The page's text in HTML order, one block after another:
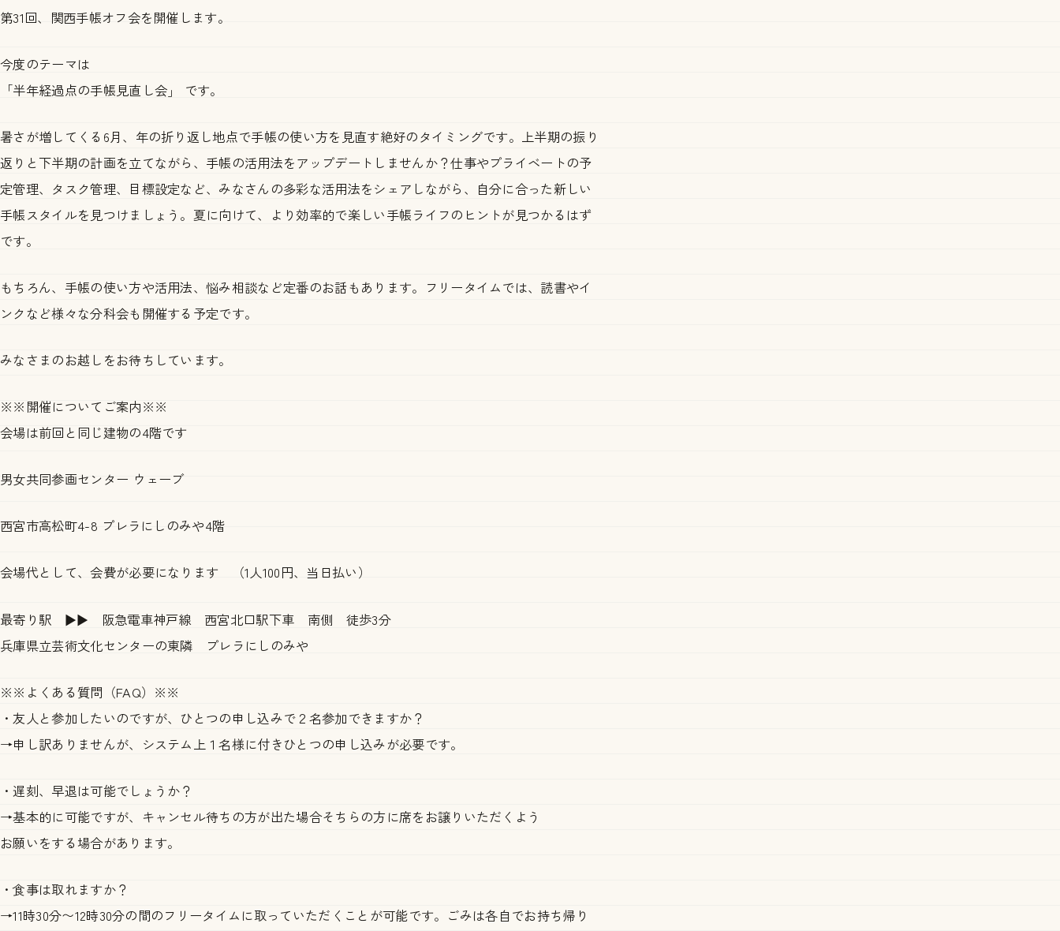
第31回、関西手帳オフ会を開催します。
今度のテーマは
「半年経過点の手帳見直し会」 です。
暑さが増してくる6月、年の折り返し地点で手帳の使い方を見直す絶好のタイミングです。上半期の振り
返りと下半期の計画を立てながら、手帳の活用法をアップデートしませんか？仕事やプライベートの予
定管理、タスク管理、目標設定など、みなさんの多彩な活用法をシェアしながら、自分に合った新しい
手帳スタイルを見つけましょう。夏に向けて、より効率的で楽しい手帳ライフのヒントが見つかるはず
です。
もちろん、手帳の使い方や活用法、悩み相談など定番のお話もあります。フリータイムでは、読書やイ
ンクなど様々な分科会も開催する予定です。
みなさまのお越しをお待ちしています。
※※開催についてご案内※※
会場は前回と同じ建物の4階です
男女共同参画センター ウェーブ
西宮市高松町4-8 プレラにしのみや4階
会場代として、会費が必要になります （1人100円、当日払い）
最寄り駅 ▶▶ 阪急電車神戸線 西宮北口駅下車 南側 徒歩3分
兵庫県立芸術文化センターの東隣 プレラにしのみや
※※よくある質問（FAQ）※※
・友人と参加したいのですが、ひとつの申し込みで２名参加できますか？
→申し訳ありませんが、システム上１名様に付きひとつの申し込みが必要です。
・遅刻、早退は可能でしょうか？
→基本的に可能ですが、キャンセル待ちの方が出た場合そちらの方に席をお譲りいただくよう
お願いをする場合があります。
・食事は取れますか？
→11時30分〜12時30分の間のフリータイムに取っていただくことが可能です。ごみは各自でお持ち帰り